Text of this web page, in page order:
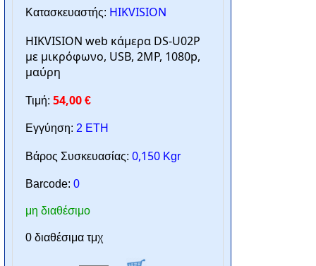
Κατασκευαστής: HIKVISION
HIKVISION web κάμερα DS-U02P
με μικρόφωνο, USB, 2MP, 1080p,
μαύρη
Τιμή: 54,00 €
Εγγύηση: 2 ΕΤΗ
Βάρος Συσκευασίας: 0,150 Kgr
Barcode: 0
μη διαθέσιμο
0 διαθέσιμα τμχ